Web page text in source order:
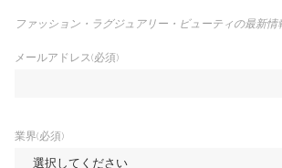
ファッション・ラグジュアリー・ビューティの最新情
メールアドレス(必須)
業界(必須)